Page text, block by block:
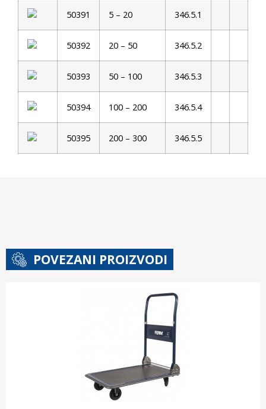
50391 5 – 20 346.5.1
50392 20 – 50 346.5.2
50393 50 – 100 346.5.3
50394 100 – 200 346.5.4
50395 200 – 300 346.5.5
POVEZANI PROIZVODI